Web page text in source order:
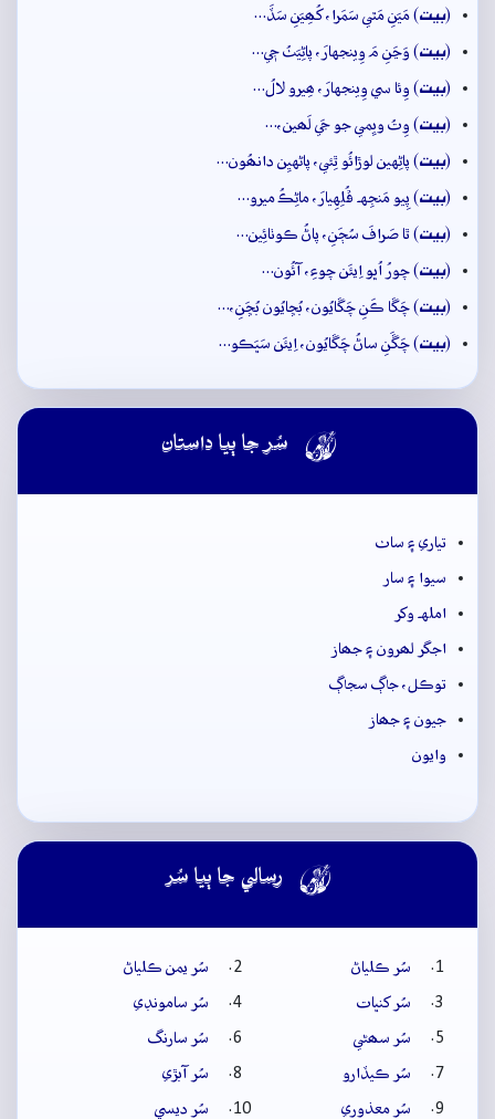
(بيت) مَيَنِ مَٿي سَمَرا، کُھِيَنِ سَڏَ…
(بيت) وَڃَنِ مَ وِينجهارَ، پاڻِيَٺُ جٖي…
(بيت) وِئا سي وِينجهارَ، ھِيرو لالُ…
(بيت) وِتُ ويِمي جو جَي لَھين،…
(بيت) پاڻِهين لوڙائُو ٿِئي، پاڻهيِن دانھُون…
(بيت) پِيو مَنجِهہ ڦُلِهِيارَ، ماڻِڪُ ميرو…
(بيت) ٿا صَرافَ سُڄَنِ، پاڻُ ڪوٺائِين…
(بيت) چورُ اُڀو اِيئَن چوءِ، آئُون…
(بيت) چَڱا ڪَنِ چَڱايُون، بُڇايُون بُڇَنِ،…
(بيت) چَڱَنِ ساڻُ چَڱايُون، اِيئَن سَڀَڪو…
 سُر جا ٻيا داستان
تياري ۽ ساٺ
سيوا ۽ سار
املهہ وکر
اجگر لھرون ۽ جھاز
توڪل، جاڳ سجاڳ
جيون ۽ جھاز
وايون
 رسالي جا ٻيا سُر
سُر ڪلياڻ
سُر يمن ڪلياڻ
سُر کنڀات
سُر سامونڊي
سُر سھڻي
سُر سارنگ
سُر ڪيڏارو
سُر آبڙي
سُر معذوري
سُر ديسي